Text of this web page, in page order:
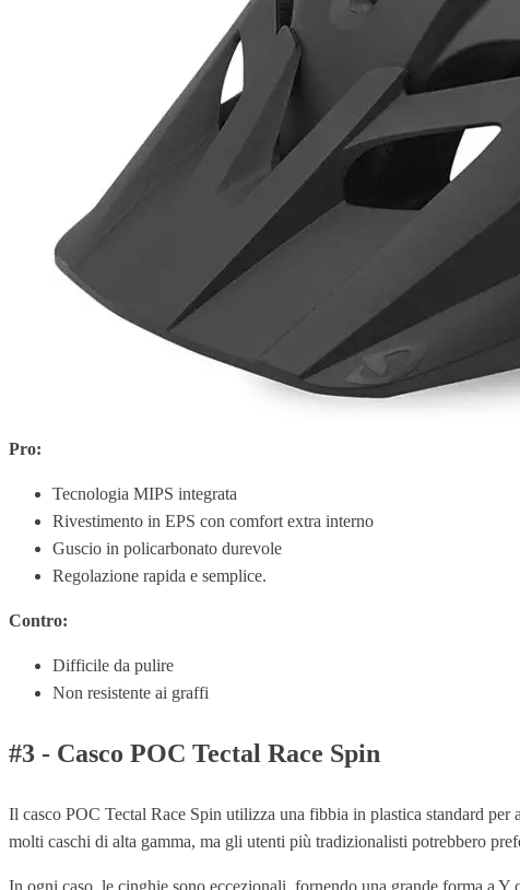
Pro:
Tecnologia MIPS integrata
Rivestimento in EPS con comfort extra interno
Guscio in policarbonato durevole
Regolazione rapida e semplice.
Contro:
Difficile da pulire
Non resistente ai graffi
#3 - Casco POC Tectal Race Spin
Il casco POC Tectal Race Spin utilizza una fibbia in plastica standard
molti caschi di alta gamma, ma gli utenti più tradizionalisti potrebbero